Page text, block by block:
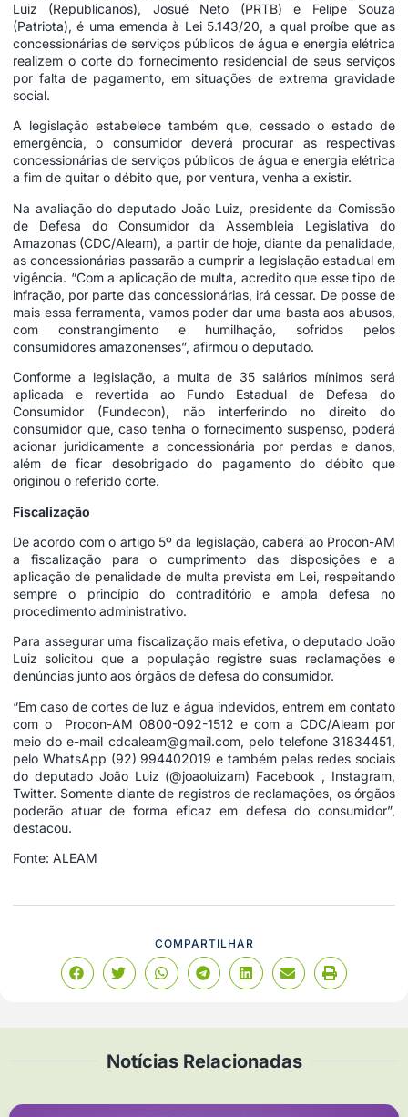
Luiz (Republicanos), Josué Neto (PRTB) e Felipe Souza
(Patriota), é uma emenda à Lei 5.143/20, a qual proíbe que as
concessionárias de serviços públicos de água e energia elétrica
realizem o corte do fornecimento residencial de seus serviços
por falta de pagamento, em situações de extrema gravidade
social.
A legislação estabelece também que, cessado o estado de
emergência, o consumidor deverá procurar as respectivas
concessionárias de serviços públicos de água e energia elétrica
a fim de quitar o débito que, por ventura, venha a existir.
Na avaliação do deputado João Luiz, presidente da Comissão
de Defesa do Consumidor da Assembleia Legislativa do
Amazonas (CDC/Aleam), a partir de hoje, diante da penalidade,
as concessionárias passarão a cumprir a legislação estadual em
vigência. “Com a aplicação de multa, acredito que esse tipo de
infração, por parte das concessionárias, irá cessar. De posse de
mais essa ferramenta, vamos poder dar uma basta aos abusos,
com constrangimento e humilhação, sofridos pelos
consumidores amazonenses”, afirmou o deputado.
Conforme a legislação, a multa de 35 salários mínimos será
aplicada e revertida ao Fundo Estadual de Defesa do
Consumidor (Fundecon), não interferindo no direito do
consumidor que, caso tenha o fornecimento suspenso, poderá
acionar juridicamente a concessionária por perdas e danos,
além de ficar desobrigado do pagamento do débito que
originou o referido corte.
Fiscalização
De acordo com o artigo 5º da legislação, caberá ao Procon-AM
a fiscalização para o cumprimento das disposições e a
aplicação de penalidade de multa prevista em Lei, respeitando
sempre o princípio do contraditório e ampla defesa no
procedimento administrativo.
Para assegurar uma fiscalização mais efetiva, o deputado João
Luiz solicitou que a população registre suas reclamações e
denúncias junto aos órgãos de defesa do consumidor.
“Em caso de cortes de luz e água indevidos, entrem em contato
com o Procon-AM 0800-092-1512 e com a CDC/Aleam por
meio do e-mail cdcaleam@gmail.com, pelo telefone 31834451,
pelo WhatsApp (92) 994402019 e também pelas redes sociais
do deputado João Luiz (@joaoluizam) Facebook , Instagram,
Twitter. Somente diante de registros de reclamações, os órgãos
poderão atuar de forma eficaz em defesa do consumidor”,
destacou.
Fonte: ALEAM
COMPARTILHAR
Notícias Relacionadas